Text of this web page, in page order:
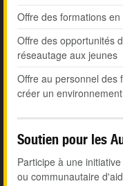
Offre des formations
Offre des opportunités
réseautage aux jeunes
Offre au personnel des
créer un
Soutien pour les
Participe à une
ou communautaire